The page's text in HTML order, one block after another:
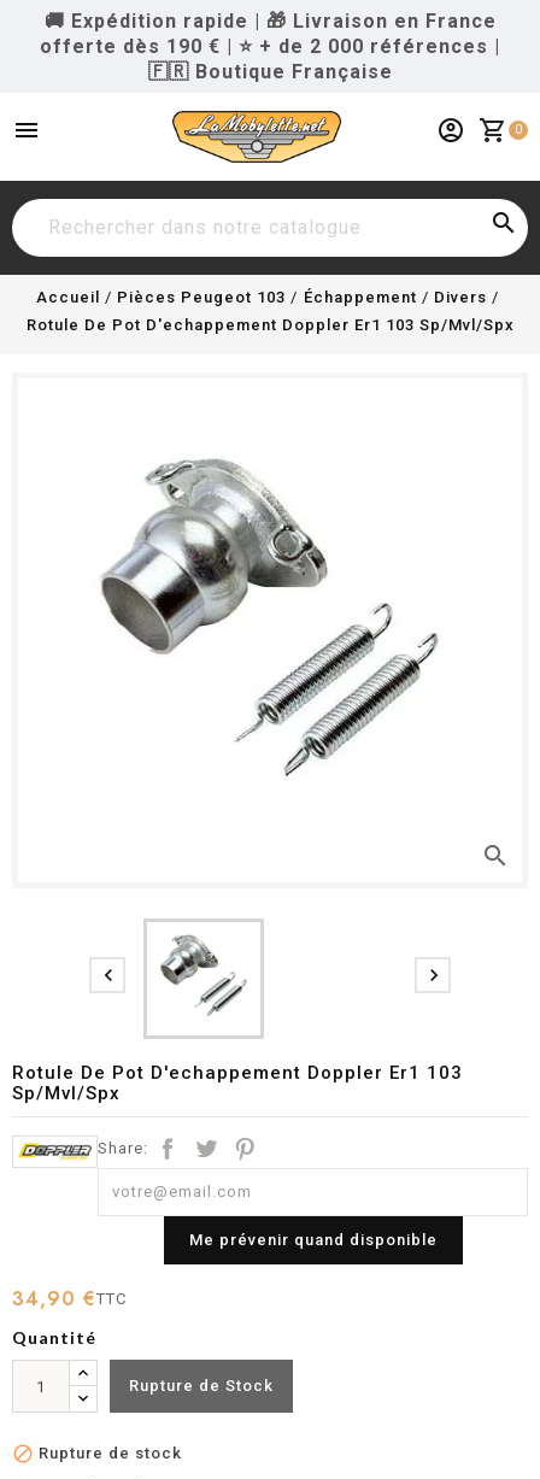
🚚 Expédition rapide | 🎁 Livraison en France
offerte dès 190 € | ⭐ + de 2 000 références |
🇫🇷 Boutique Française
menu shopping_cart 0
account_circle

Accueil Pièces Peugeot 103 Échappement
Divers
Rotule De Pot D'echappement Doppler Er1 103 Sp/Mvl/Spx
search
 
Rotule De Pot D'echappement Doppler Er1 103
Sp/Mvl/Spx
Share:
Me prévenir quand disponible
34,90 €TTC
Quantité
Rupture de Stock
 Rupture de stock